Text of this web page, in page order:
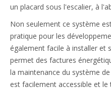
un placard sous l'escalier, à
Non seulement ce système
pratique pour les
également facile à installer et
permet des factures
la maintenance du système
est facilement accessible et